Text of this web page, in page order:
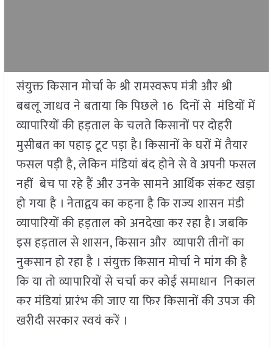
संयुक्त किसान मोर्चा के श्री रामस्वरूप मंत्री और श्री
बबलू जाधव ने बताया कि पिछले 16 दिनों से मंडियों में
व्यापारियों की हड़ताल के चलते किसानों पर दोहरी
मुसीबत का पहाड़ टूट पड़ा है। किसानों के घरों में तैयार
फसल पड़ी है, लेकिन मंडियां बंद होने से वे अपनी फसल
नहीं बेच पा रहे हैं और उनके सामने आर्थिक संकट खड़ा
हो गया है । नेताद्वय का कहना है कि राज्य शासन मंडी
व्यापारियों की हड़ताल को अनदेखा कर रहा है। जबकि
इस हड़ताल से शासन, किसान और व्यापारी तीनों का
नुकसान हो रहा है । संयुक्त किसान मोर्चा ने मांग की है
कि या तो व्यापारियों से चर्चा कर कोई समाधान निकाल
कर मंडियां प्रारंभ की जाए या फिर किसानों की उपज की
खरीदी सरकार स्वयं करें ।